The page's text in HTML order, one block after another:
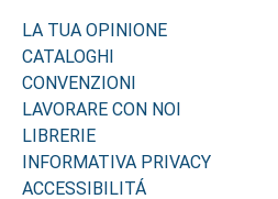
LA TUA OPINIONE
CATALOGHI
CONVENZIONI
LAVORARE CON NOI
LIBRERIE
INFORMATIVA PRIVACY
ACCESSIBILITÁ